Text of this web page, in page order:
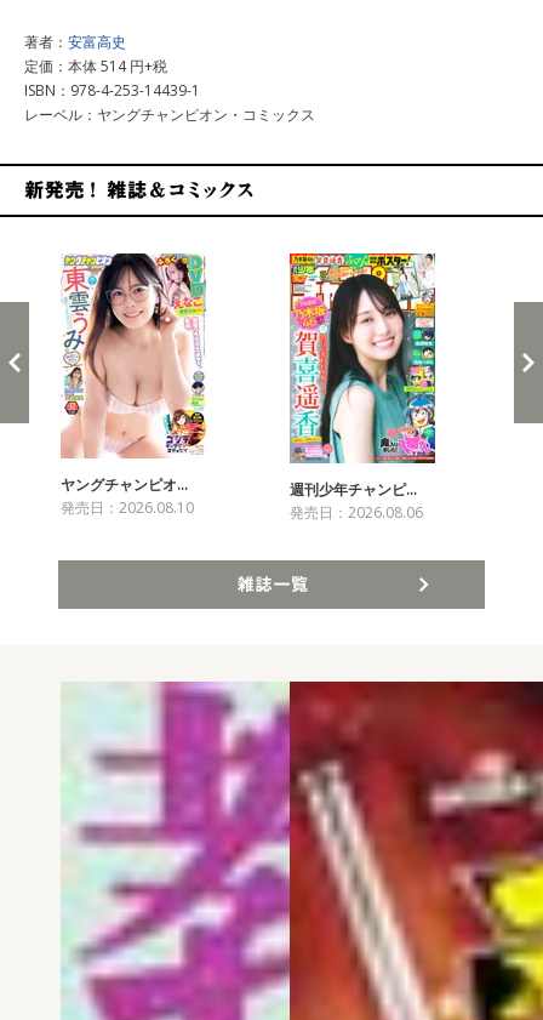
著者： 安富高史
定価：本体 514 円+税
ISBN：978-4-253-14439-1
レーベル：ヤングチャンピオン・コミックス
ヤングチャンピオ…
発売日：2026.08.10
週刊少年チャンピ…
発売日：2026.08.06